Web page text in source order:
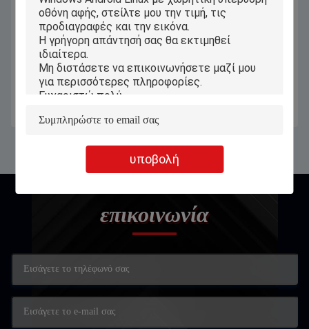
υποβολή
Ευελιξία και ισχύ Υπολογιστές
Windows Tablet 11' ελαφρύ 1kg 2
PiPO νέος φορητός προσωπικός
υπολογιστής FHD 5G WiFi 2
ταμπλετών 14 παραθύρων ίντσας
επικοινωνία